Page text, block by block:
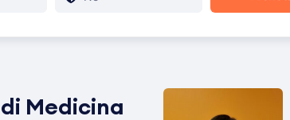
Medicina